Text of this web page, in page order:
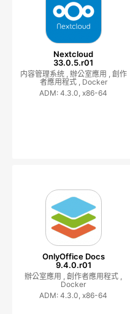
Nextcloud
33.0.5.r01
内容管理系统 , 辦公室應用 , 創作
者應用程式 , Docker
ADM: 4.3.0, x86-64
OnlyOffice Docs
9.4.0.r01
辦公室應用 , 創作者應用程式 ,
Docker
ADM: 4.3.0, x86-64